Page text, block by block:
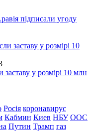
підписали угоду
у розмірі 10 млн
Росія коронавирус
Кабмин Киев НБУ ООС
Путин Трамп газ